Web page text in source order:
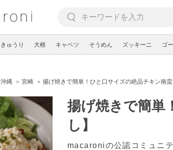
きゅうり 大根 キャベツ そうめん ズッキーニ ゴ
縄 宮崎 揚げ焼きで簡単！ひと口サイズの絶品チキン南蛮
揚げ焼きで簡単
し】
macaroniの公認コミュニ